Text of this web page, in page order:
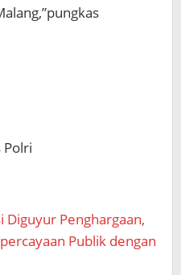
Polri
Penghargaan,
Publik dengan